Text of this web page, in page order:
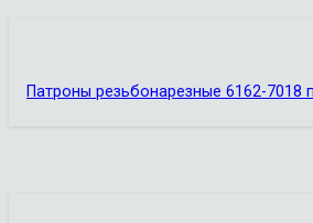
Патроны резьбонарезные 6162-7018